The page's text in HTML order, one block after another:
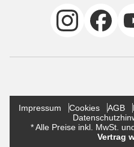
Impressum Cookies AGB
* Alle Preise inkl. MwSt.
Vertrag